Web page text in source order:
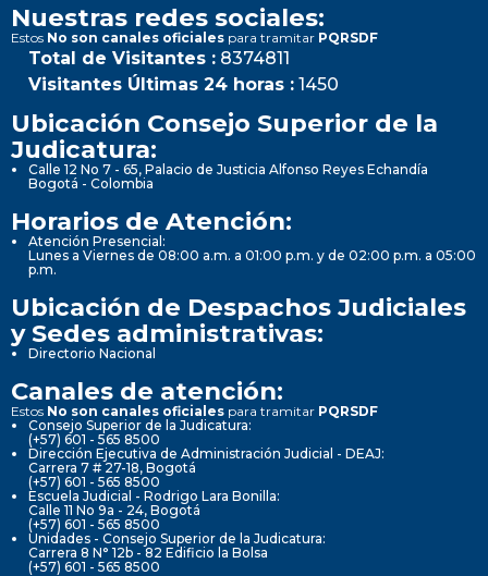
Nuestras redes sociales:
Estos No son canales oficiales para tramitar PQRSDF
Total de Visitantes : 8374811
Visitantes Últimas 24 horas : 1450
Ubicación Consejo Superior de la
Judicatura:
Calle 12 No 7 - 65, Palacio de Justicia Alfonso Reyes Echandía
Bogotá - Colombia
Horarios de Atención:
Atención Presencial:
Lunes a Viernes de 08:00 a.m. a 01:00 p.m. y de 02:00 p.m. a 05:00
p.m.
Ubicación de Despachos Judiciales
y Sedes administrativas:
Directorio Nacional
Canales de atención:
Estos No son canales oficiales para tramitar PQRSDF
Consejo Superior de la Judicatura:
(+57) 601 - 565 8500
Dirección Ejecutiva de Administración Judicial - DEAJ:
Carrera 7 # 27-18, Bogotá
(+57) 601 - 565 8500
Escuela Judicial - Rodrigo Lara Bonilla:
Calle 11 No 9a - 24, Bogotá
(+57) 601 - 565 8500
Unidades - Consejo Superior de la Judicatura:
Carrera 8 N° 12b - 82 Edificio la Bolsa
(+57) 601 - 565 8500